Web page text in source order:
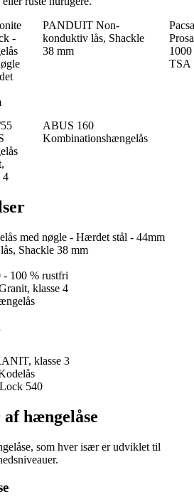
-
PANDUIT Non-
konduktiv lås, Shackle
38 mm
1000
TSA
4
ABUS 160
Kombinationshængelås
med nøgle - Hærdet stål - 44mm
Shackle 38 mm
100 % rustfri
klasse 4
klasse 3
540
hængelåse
som hver især er udviklet til